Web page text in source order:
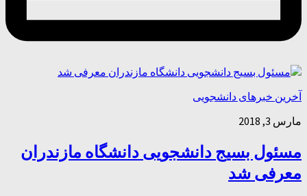
آخرین خبرهای دانشجویی
مارس 3, 2018
مسئول بسیج دانشجویی دانشگاه مازندران
معرفی شد